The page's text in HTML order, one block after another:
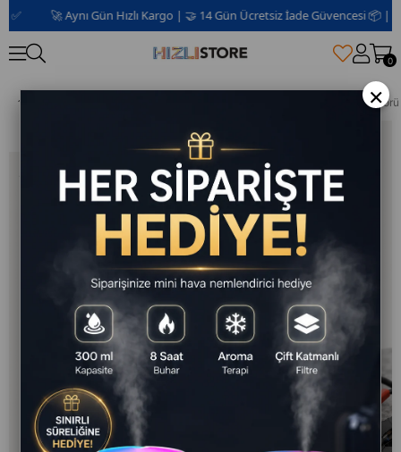
🚀 Aynı Gün Hızlı Kargo | 🤝 14 Gün Ücretsiz İade Güvencesi 📦 | 2 Yıl
0
×